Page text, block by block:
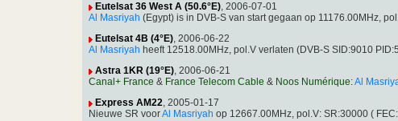
Eutelsat 36 West A (50.6°E), 2006-07-01
Al Masriyah (Egypt) is in DVB-S van start gegaan op 11176.00MHz,
Eutelsat 4B (4°E), 2006-06-22
Al Masriyah heeft 12518.00MHz, pol.V verlaten (DVB-S SID:9010
Astra 1KR (19°E), 2006-06-21
Canal+ France & France Telecom Cable & Noos Numérique:Al
Express AM22, 2005-01-17
Nieuwe SR voorAl Masriyah op 12667.00MHz, pol.V: SR:30000 (